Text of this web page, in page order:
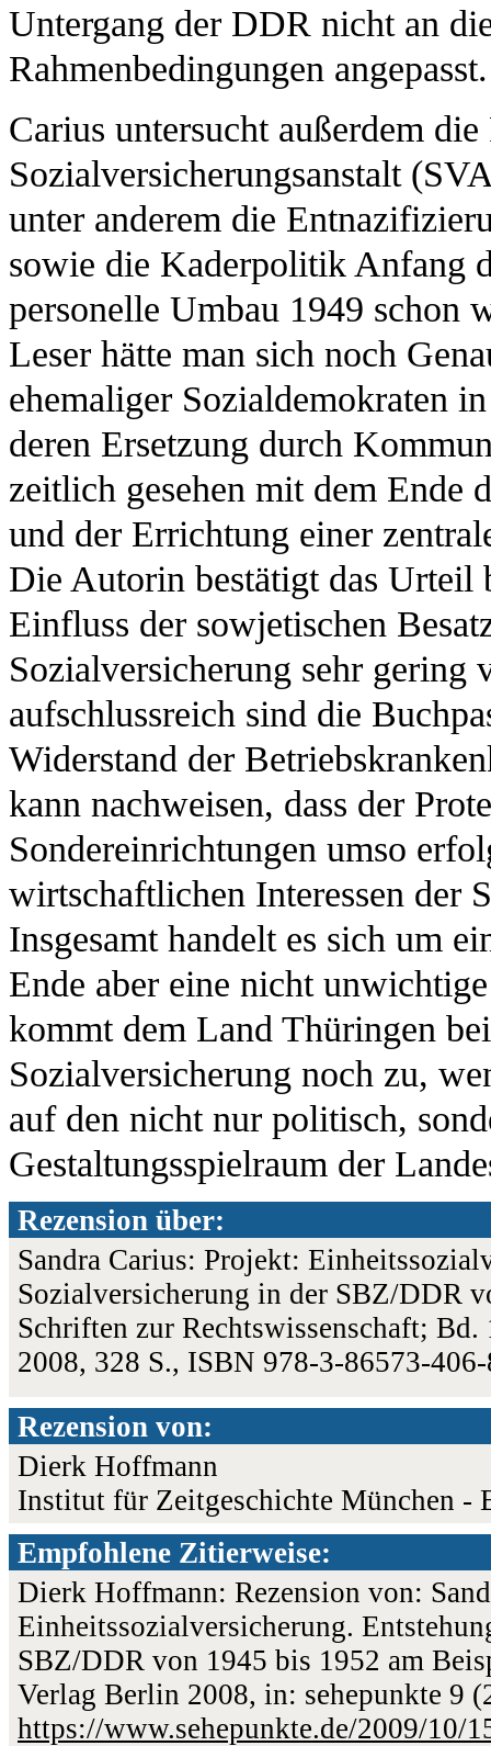
Untergang der DDR nicht an
Rahmenbedingungen angepasst.
Carius untersucht außerdem
Sozialversicherungsanstalt
unter anderem die
sowie die Kaderpolitik Anfang
personelle Umbau 1949 schon
Leser hätte man sich noch
ehemaliger Sozialdemokraten
deren Ersetzung durch
zeitlich gesehen mit dem Ende
und der Errichtung einer
Die Autorin bestätigt das Urteil
Einfluss der sowjetischen
Sozialversicherung sehr gering
aufschlussreich sind die
Widerstand der
kann nachweisen, dass der
Sondereinrichtungen umso
wirtschaftlichen Interessen der
Insgesamt handelt es sich um
Ende aber eine nicht
kommt dem Land Thüringen
Sozialversicherung noch zu,
auf den nicht nur politisch,
Gestaltungsspielraum der
Rezension über:
Sandra Carius: Projekt:
Sozialversicherung in der SBZ/DDR
Schriften zur Rechtswissenschaft;
2008, 328 S., ISBN 978-3-86573-
Rezension von:
Dierk Hoffmann
Institut für Zeitgeschichte München -
Empfohlene Zitierweise:
Dierk Hoffmann: Rezension von:
Einheitssozialversicherung.
SBZ/DDR von 1945 bis 1952 am
Verlag Berlin 2008, in: sehepunkte 9
https://www.sehepunkte.de/2009/10/